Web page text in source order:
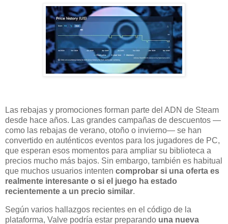
Las rebajas y promociones forman parte del ADN de Steam
desde hace años. Las grandes campañas de descuentos —
como las rebajas de verano, otoño o invierno— se han
convertido en auténticos eventos para los jugadores de PC,
que esperan esos momentos para ampliar su biblioteca a
precios mucho más bajos. Sin embargo, también es habitual
que muchos usuarios intenten comprobar si una oferta es
realmente interesante o si el juego ha estado
recientemente a un precio similar.
Según varios hallazgos recientes en el código de la
plataforma, Valve podría estar preparando una nueva